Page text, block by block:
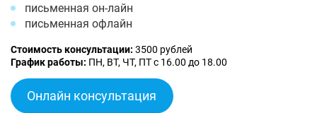
письменная он-лайн
письменная офлайн
Стоимость консультации: 3500 рублей
График работы: ПН, ВТ, ЧТ, ПТ с 16.00 до 18.00
Онлайн консультация